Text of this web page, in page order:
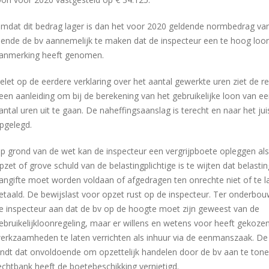
dit bedrag lager is dan het voor 2020 geldende normbedrag
de bv aannemelijk te maken dat de inspecteur een te hoog
heeft genomen.
op de eerdere verklaring over het aantal gewerkte uren ziet de
aanleiding om bij de berekening van het gebruikelijke loon van
uren uit te gaan. De naheffingsaanslag is terecht en naar het
grond van de wet kan de inspecteur een vergrijpboete opleggen
of grove schuld van de belastingplichtige is te wijten dat
moet worden voldaan of afgedragen ten onrechte niet of te
De bewijslast voor opzet rust op de inspecteur. Ter
inspecteur aan dat de bv op de hoogte moet zijn geweest van de
maar er willens en wetens voor heeft
te laten verrichten als inhuur via de eenmanszaak.
dat onvoldoende om opzettelijk handelen door de bv aan te
heeft de boetebeschikking vernietigd.